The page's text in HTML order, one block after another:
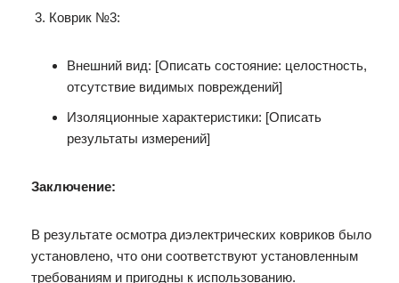
Коврик №3:
Внешний вид: [Описать состояние: целостность,
отсутствие видимых повреждений]
Изоляционные характеристики: [Описать
результаты измерений]
Заключение:
В результате осмотра диэлектрических ковриков было
установлено, что они соответствуют установленным
требованиям и пригодны к использованию.